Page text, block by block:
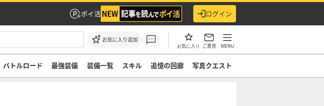
ポイ活 ログイン
お気に入り追加
お気に入り ご意見 MENU
バトルロード 最強装備 装備一覧 スキル 追憶の回廊 写真クエスト